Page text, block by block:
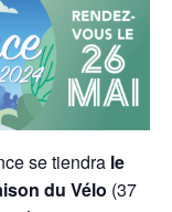
se tiendra le
du Vélo (37